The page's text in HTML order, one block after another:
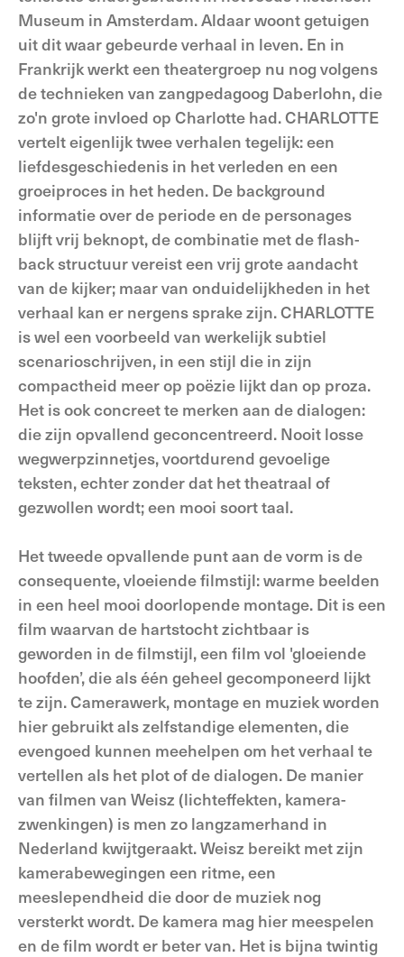
Museum in Amsterdam. Aldaar woont getuigen
uit dit waar gebeurde verhaal in leven. En in
Frankrijk werkt een theatergroep nu nog volgens
de technieken van zangpedagoog Daberlohn, die
zo'n grote invloed op Charlotte had. CHARLOTTE
vertelt eigenlijk twee verhalen tegelijk: een
liefdesgeschiedenis in het verleden en een
groeiproces in het heden. De background
informatie over de periode en de personages
blijft vrij beknopt, de combinatie met de flash-
back structuur vereist een vrij grote aandacht
van de kijker; maar van onduidelijkheden in het
verhaal kan er nergens sprake zijn. CHARLOTTE
is wel een voorbeeld van werkelijk subtiel
scenarioschrijven, in een stijl die in zijn
compactheid meer op poëzie lijkt dan op proza.
Het is ook concreet te merken aan de dialogen:
die zijn opvallend geconcentreerd. Nooit losse
wegwerpzinnetjes, voortdurend gevoelige
teksten, echter zonder dat het theatraal of
gezwollen wordt; een mooi soort taal.
Het tweede opvallende punt aan de vorm is de
consequente, vloeiende filmstijl: warme beelden
in een heel mooi doorlopende montage. Dit is een
film waarvan de hartstocht zichtbaar is
geworden in de filmstijl, een film vol 'gloeiende
hoofden’, die als één geheel gecomponeerd lijkt
te zijn. Camerawerk, montage en muziek worden
hier gebruikt als zelfstandige elementen, die
evengoed kunnen meehelpen om het verhaal te
vertellen als het plot of de dialogen. De manier
van filmen van Weisz (lichteffekten, kamera-
zwenkingen) is men zo langzamerhand in
Nederland kwijtgeraakt. Weisz bereikt met zijn
kamerabewegingen een ritme, een
meeslependheid die door de muziek nog
versterkt wordt. De kamera mag hier meespelen
en de film wordt er beter van. Het is bijna twintig